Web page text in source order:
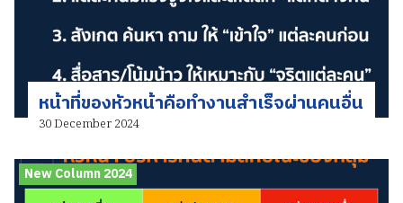
หน้าที่ของหัวหน้าคือทำงานสำเร็จผ่านคนอื่น
30 December 2024
New Column 2024